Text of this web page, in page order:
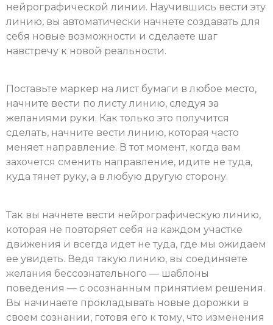
нейрографической линии. Научившись вести эту
линию, вы автоматически начнете создавать для
себя новые возможности и сделаете шаг
навстречу к новой реальности.
Поставьте маркер на лист бумаги в любое место,
начните вести по листу линию, следуя за
желаниями руки. Как только это получится
сделать, начните вести линию, которая часто
меняет направление. В тот момент, когда вам
захочется сменить направление, идите не туда,
куда тянет руку, а в любую другую сторону.
Так вы начнете вести нейрографическую линию,
которая не повторяет себя на каждом участке
движения и всегда идет не туда, где мы ожидаем
ее увидеть. Ведя такую линию, вы соединяете
желания бессознательного — шаблоны
поведения — с осознанным принятием решения.
Вы начинаете прокладывать новые дорожки в
своем сознании, готовя его к тому, что изменения